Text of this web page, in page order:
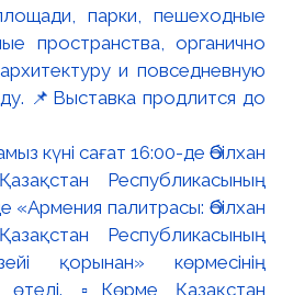
парки, пешеходные
пространства, органично
и повседневную
📌Выставка продлится до